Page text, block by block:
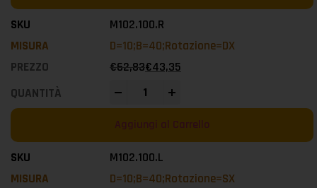
M102.100.R
D=10;B=40;Rotazione=DX
€62,83€43,35
Aggiungi al Carrello
M102.100.L
D=10;B=40;Rotazione=SX